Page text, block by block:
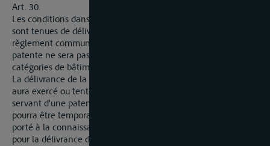
Art. 30.
Les conditions dans lesquelles les autorités visées à l’article 28
sont tenues de délivrer une patente sont déterminées dans un
règlement commun. Ce règlement peut décider que la
patente ne sera pas requise pour conduire certaines
catégories de bâtiments de faible tonnage.
La délivrance de la patente sera refusée à tout individu qui
aura exercé ou tenté d’exercer la navigation sur le Rhin en se
servant d’une patente délivrée à une autre personne. Ce refus
pourra être temporaire ou définitif suivant les cas ; il sera
porté à la connaissance des autres autorités compétentes
pour la délivrance des patentes.